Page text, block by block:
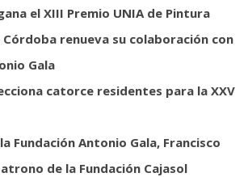
el XIII Premio UNIA de Pintura
renueva su colaboración con
Gala
catorce residentes para la XXV
Fundación Antonio Gala, Francisco
de la Fundación Cajasol